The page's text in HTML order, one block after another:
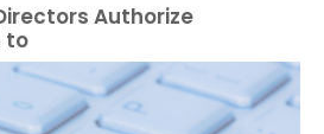
Authorize
to